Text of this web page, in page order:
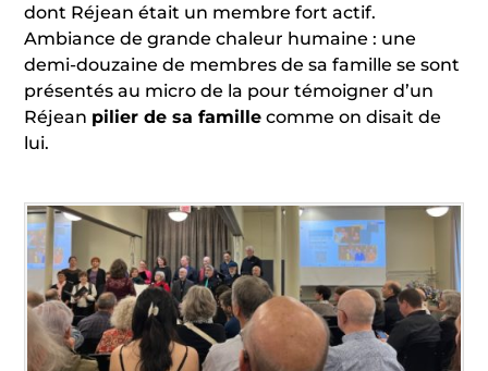
dont Réjean était un membre fort actif.
Ambiance de grande chaleur humaine : une
demi-douzaine de membres de sa famille se sont
présentés au micro de la pour témoigner d’un
Réjean pilier de sa famille comme on disait de
lui.